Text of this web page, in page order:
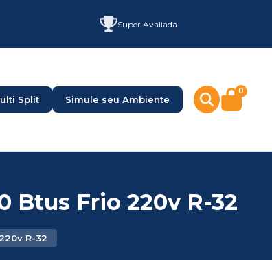
Super Avaliada
Split Simule seu Ambiente
0
Btus Frio 220v R-32
R-32